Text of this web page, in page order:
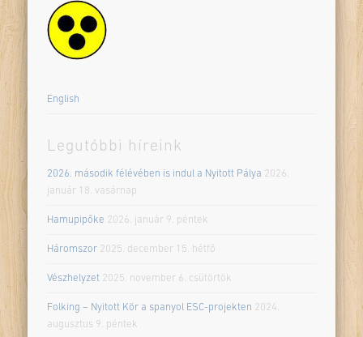
English
Legutóbbi híreink
2026. második félévében is indul a Nyitott Pálya 2026.
január 18. vasárnap
Hamupipőke 2026. január 9. péntek
Háromszor 2025. december 15. hétfő
Vészhelyzet 2025. november 6. csütörtök
Folking – Nyitott Kör a spanyol ESC-projekten 2024.
augusztus 9. péntek